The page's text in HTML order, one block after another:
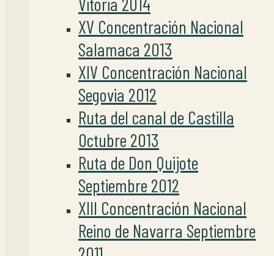
XV Concentración Nacional
Salamaca 2013
XIV Concentración Nacional
Segovia 2012
Ruta del canal de Castilla
Octubre 2013
Ruta de Don Quijote
Septiembre 2012
XIII Concentración Nacional
Reino de Navarra Septiembre